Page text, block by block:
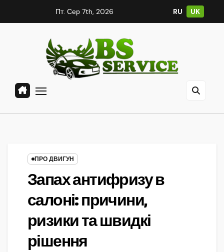
to
Пт. Сер 7th, 2026 RU UK
ПРО ДВИГУН
Запах антифризу в
салоні: причини,
ризики та швидкі
рішення